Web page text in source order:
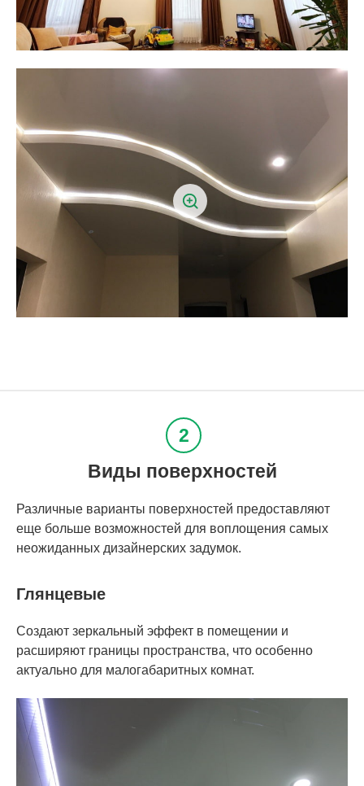
Виды поверхностей
Различные варианты поверхностей предоставляют
еще больше возможностей для воплощения самых
неожиданных дизайнерских задумок.
Глянцевые
Создают зеркальный эффект в помещении и
расширяют границы пространства, что особенно
актуально для малогабаритных комнат.